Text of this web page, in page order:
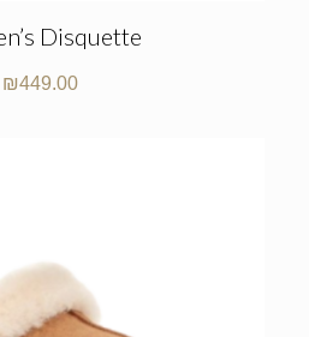
Disquette
₪449.00